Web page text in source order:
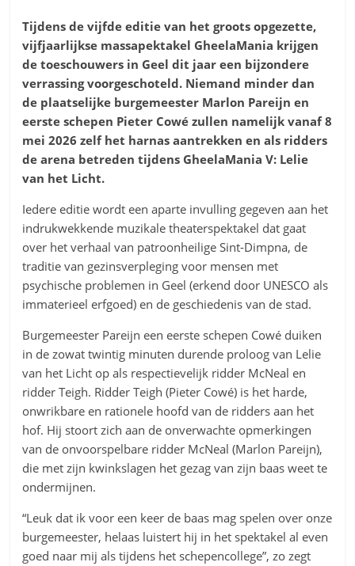
Tijdens de vijfde editie van het groots opgezette,
vijfjaarlijkse massapektakel GheelaMania krijgen
de toeschouwers in Geel dit jaar een bijzondere
verrassing voorgeschoteld. Niemand minder dan
de plaatselijke burgemeester Marlon Pareijn en
eerste schepen Pieter Cowé zullen namelijk vanaf 8
mei 2026 zelf het harnas aantrekken en als ridders
de arena betreden tijdens GheelaMania V: Lelie
van het Licht.
Iedere editie wordt een aparte invulling gegeven aan het
indrukwekkende muzikale theaterspektakel dat gaat
over het verhaal van patroonheilige Sint-Dimpna, de
traditie van gezinsverpleging voor mensen met
psychische problemen in Geel (erkend door UNESCO als
immaterieel erfgoed) en de geschiedenis van de stad.
Burgemeester Pareijn een eerste schepen Cowé duiken
in de zowat twintig minuten durende proloog van Lelie
van het Licht op als respectievelijk ridder McNeal en
ridder Teigh. Ridder Teigh (Pieter Cowé) is het harde,
onwrikbare en rationele hoofd van de ridders aan het
hof. Hij stoort zich aan de onverwachte opmerkingen
van de onvoorspelbare ridder McNeal (Marlon Pareijn),
die met zijn kwinkslagen het gezag van zijn baas weet te
ondermijnen.
“Leuk dat ik voor een keer de baas mag spelen over onze
burgemeester, helaas luistert hij in het spektakel al even
goed naar mij als tijdens het schepencollege”, zo zegt